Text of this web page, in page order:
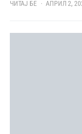
ЧИТАЈ БЕ АПРИЛ 2,